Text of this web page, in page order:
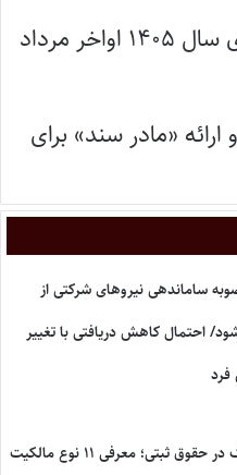
نتایج نهایی آزمون دکتری سال ۱۴۰۵ اواخر مرداد
نحوه تهیه نقشه UTM و ارائه «مادر سند» برای
ساماندهی نیروهای شرکتی از
احتمال کاهش دریافتی با تغییر
انواع مالکیت املاک در حقوق ثبتی؛ معرفی ۱۱ نوع مالکیت